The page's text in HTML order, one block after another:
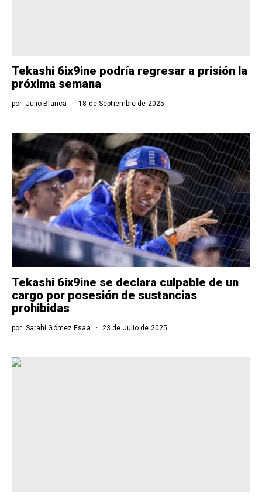
Tekashi 6ix9ine podría regresar a prisión la
próxima semana
por Julio Blanca 18 de Septiembre de 2025
Tekashi 6ix9ine se declara culpable de un
cargo por posesión de sustancias
prohibidas
por Sarahí Gómez Esaa 23 de Julio de 2025